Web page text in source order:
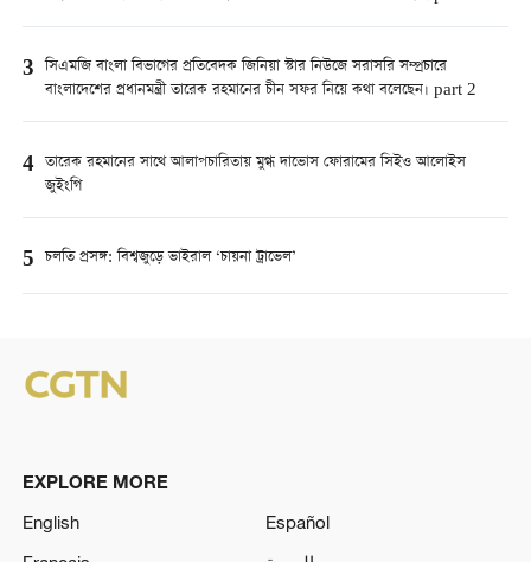
3 সিএমজি বাংলা বিভাগের প্রতিবেদক জিনিয়া স্টার নিউজে সরাসরি সম্প্রচারে
বাংলাদেশের প্রধানমন্ত্রী তারেক রহমানের চীন সফর নিয়ে কথা বলেছেন। part 2
4 তারেক রহমানের সাথে আলাপচারিতায় মুগ্ধ দাভোস ফোরামের সিইও আলোইস
জুইংগি
5 চলতি প্রসঙ্গ: বিশ্বজুড়ে ভাইরাল ‘চায়না ট্রাভেল’
EXPLORE MORE
English
Español